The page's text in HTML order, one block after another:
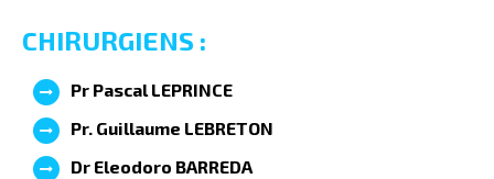
CHIRURGIENS :
Pr Pascal LEPRINCE
Pr. Guillaume LEBRETON
Dr Eleodoro BARREDA